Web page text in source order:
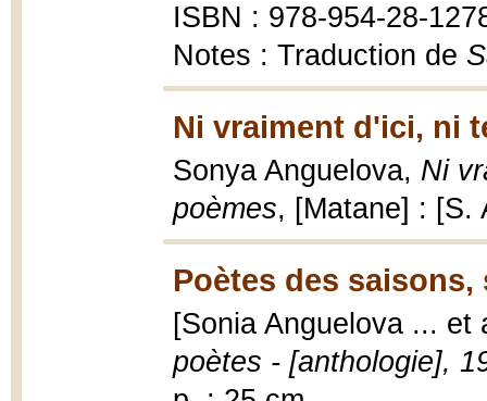
ISBN : 978-954-28-
Notes : Traduction de
Ni vraiment d'ici, ni
Sonya Anguelova, Ni
poèmes, [Matane] : [S.
Poètes des
[Sonia Anguelova ...
poètes - [anthologie],